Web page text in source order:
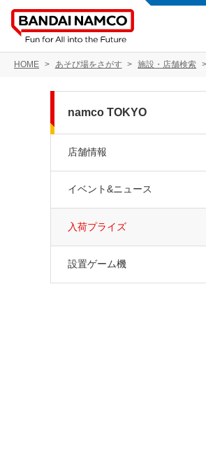
HOME あそび場をさがす 施設・店舗検索
namco TOKYO
店舗情報
イベント&ニュース
入荷プライズ
設置ゲーム機